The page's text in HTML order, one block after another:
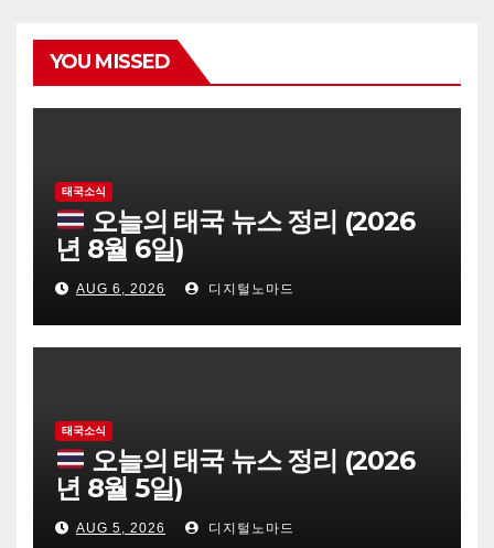
YOU MISSED
태국소식
오늘의 태국 뉴스 정리 (2026
년 8월 6일)
AUG 6, 2026 디지털노마드
태국소식
오늘의 태국 뉴스 정리 (2026
년 8월 5일)
AUG 5, 2026 디지털노마드